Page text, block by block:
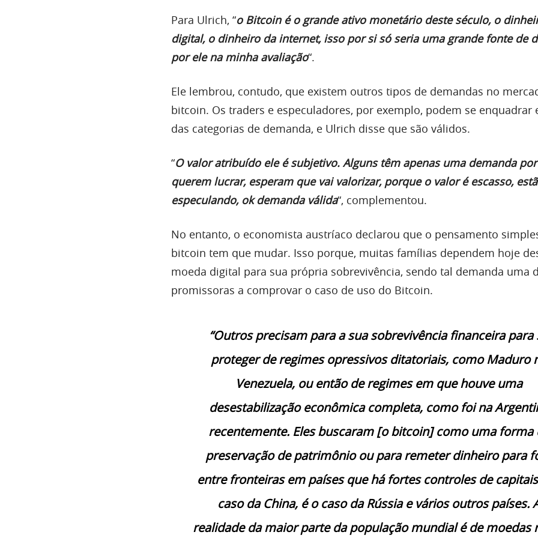
Para Ulrich, “o Bitcoin é o grande ativo monetário deste século, o
digital, o dinheiro da internet, isso por si só seria uma grande fonte de
por ele na minha avaliação“.
Ele lembrou, contudo, que existem outros tipos de demandas no
bitcoin. Os traders e especuladores, por exemplo, podem se enquadrar
das categorias de demanda, e Ulrich disse que são válidos.
“O valor atribuído ele é subjetivo. Alguns têm apenas uma demanda
querem lucrar, esperam que vai valorizar, porque o valor é escasso,
especulando, ok demanda válida“, complementou.
No entanto, o economista austríaco declarou que o pensamento
bitcoin tem que mudar. Isso porque, muitas famílias dependem hoje
moeda digital para sua própria sobrevivência, sendo tal demanda uma
promissoras a comprovar o caso de uso do Bitcoin.
“Outros precisam para a sua sobrevivência financeira para
proteger de regimes opressivos ditatoriais, como Maduro
Venezuela, ou então de regimes em que houve uma
desestabilização econômica completa, como foi na
recentemente. Eles buscaram [o bitcoin] como uma forma
preservação de patrimônio ou para remeter dinheiro para
entre fronteiras em países que há fortes controles de
caso da China, é o caso da Rússia e vários outros países.
realidade da maior parte da população mundial é de moedas